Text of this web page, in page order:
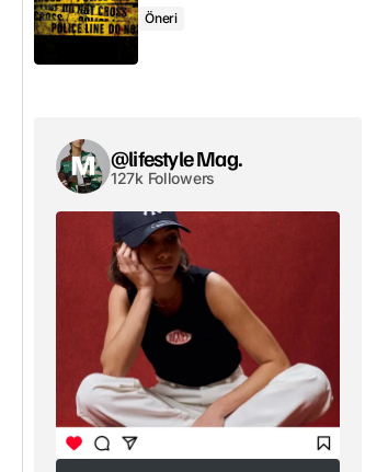
Öneri
@lifestyle Mag.
127k Followers